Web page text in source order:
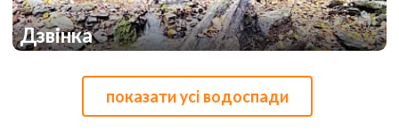
Дзвінка
показати усі водоспади